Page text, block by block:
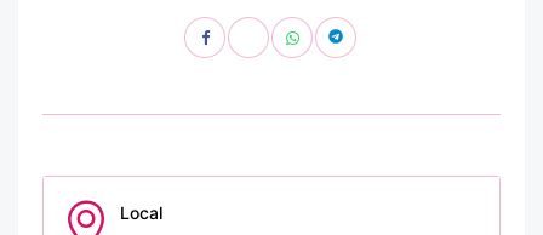
Local